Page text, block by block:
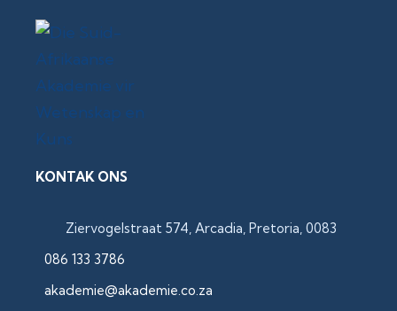
KONTAK ONS
Ziervogelstraat 574, Arcadia, Pretoria, 0083
086 133 3786
akademie@akademie.co.za